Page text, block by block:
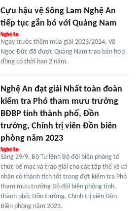
Cựu hậu vệ Sông Lam Nghệ An
tiếp tục gắn bó với Quảng Nam
Ngay trước thềm mùa giải 2023/2024, Võ
Ngọc Đức đã được Quảng Nam trao bản hợp
đồng có thời hạn 2 năm.
Nghệ An đạt giải Nhất toàn đoàn
kiểm tra Phó tham mưu trưởng
BĐBP tỉnh thành phố, Đồn
trưởng, Chính trị viên Đồn biên
phòng năm 2023
Sáng 29/9, Bộ Tư lệnh Bộ đội biên phòng tổ
chức bế mạc và trao giải cho các tập thể và cá
nhân có thành tích tốt trong đợt kiểm tra Phó
tham mưu trưởng Bộ đội biên phòng tỉnh,
thành phố; Đồn trưởng, Chính trị viên Đồn
Biên phòng năm 2023.